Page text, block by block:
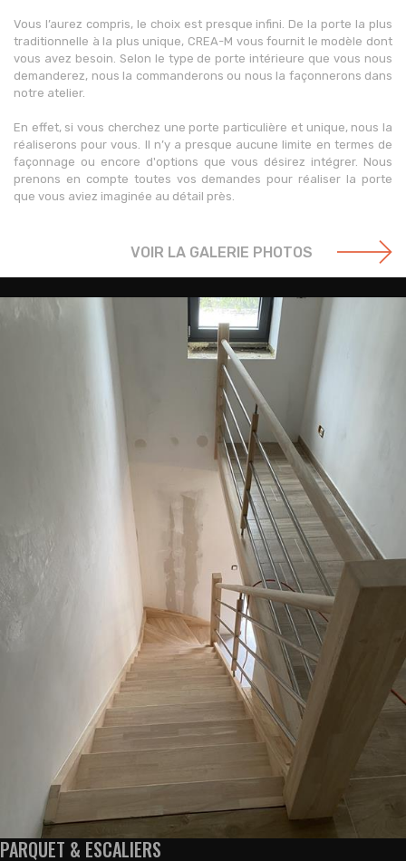
Vous l’aurez compris, le choix est presque infini. De la porte la plus
traditionnelle à la plus unique, CREA-M vous fournit le modèle dont
vous avez besoin. Selon le type de porte intérieure que vous nous
demanderez, nous la commanderons ou nous la façonnerons dans
notre atelier.
En effet, si vous cherchez une porte particulière et unique, nous la
réaliserons pour vous. Il n’y a presque aucune limite en termes de
façonnage ou encore d'options que vous désirez intégrer. Nous
prenons en compte toutes vos demandes pour réaliser la porte
que vous aviez imaginée au détail près.
VOIR LA GALERIE PHOTOS
PARQUET & ESCALIERS